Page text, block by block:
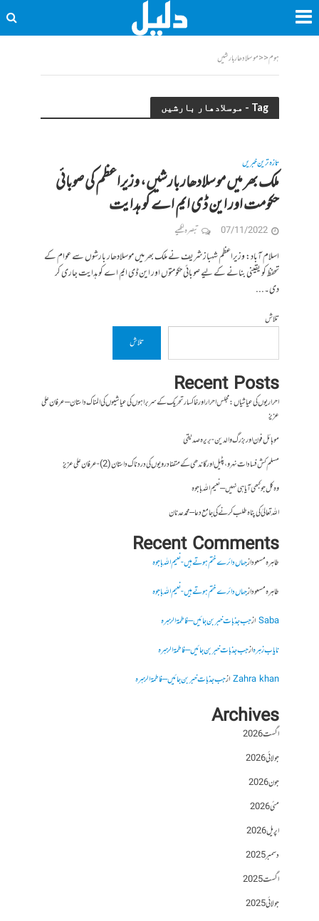
ہوم<<موسلادھار بارشیں
Tag - موسلادھار بارشیں
تازہ ترین خبریں
ملک بھر میں موسلادھار بارشیں، وزیراعظم کی صوبائی
حکومت اور این ڈی ایم اے کو ہدایت
07/11/2022 تبصرہ لکھیے
اسلام آباد: وزیراعظم شہباز شریف نے ملک بھر میں موسلادھار بارشوں سے عوام کے
تحفظ کو یقینی بنانے کے لیے صوبائی حکومتوں اور این ڈی ایم اے کو ہدایت جاری کر
دی۔...
تلاش
تلاش
Recent Posts
احراریوں کی عیاشیاں : مجلس احرار اور خاکسار تحریک کے سربراہوں کی عیاشیوں کی المناک داستان – عرفان علی
عزیز
موبائل فون اور بزرگ والدین- بریرہ صدیقی
مسلم کش فسادات نہرو، پٹیل اور گاندھی کے متضاد رویوں کی درد ناک داستان (2)- عرفان علی عزیز
وہ کل جو کبھی آیا ہی نہیں – نعیم اللہ باجوہ
اللہ تعالیٰ کی پناہ طلب کرنے کی جامع دعا – محمد عدنان
Recent Comments
طاہرہ مسعودازجہاں دائرے ختم ہوتے ہیں- نعیم اللہ باجوہ
طاہرہ مسعودازجہاں دائرے ختم ہوتے ہیں- نعیم اللہ باجوہ
Sabaازجب جذبات خبر بن جائیں – فاطمۃالزہرہ
نایاب زہرہازجب جذبات خبر بن جائیں – فاطمۃالزہرہ
Zahra khanازجب جذبات خبر بن جائیں – فاطمۃالزہرہ
Archives
اگست 2026
جولائی 2026
جون 2026
مئی 2026
اپریل 2026
دسمبر 2025
اگست 2025
جولائی 2025